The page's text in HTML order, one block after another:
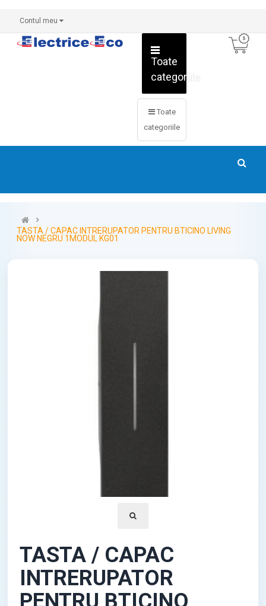
Contul meu
Toate
categoriile
Toate
categoriile
TASTA / CAPAC INTRERUPATOR PENTRU BTICINO LIVING
NOW NEGRU 1MODUL KG01
TASTA / CAPAC
INTRERUPATOR